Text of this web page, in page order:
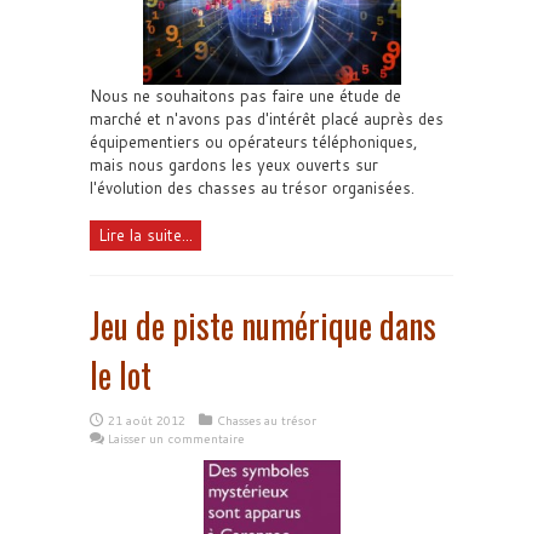
Nous ne souhaitons pas faire une étude de
marché et n'avons pas d'intérêt placé auprès des
équipementiers ou opérateurs téléphoniques,
mais nous gardons les yeux ouverts sur
l'évolution des chasses au trésor organisées.
Lire la suite...
Jeu de piste numérique dans
le lot
21 août 2012
Chasses au trésor
Laisser un commentaire